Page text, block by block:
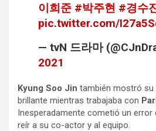
이희준 #박주현 #경수
pic.twitter.com/
— tvN 드라마
2021
Kyung Soo Jin también mostró su
brillante mientras trabajaba con
Inesperadamente cometió un error
reír a su co-actor y al equipo.